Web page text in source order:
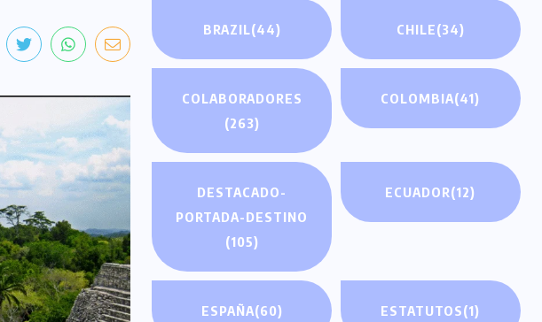
BRAZIL(44) CHILE(34)
COLABORADORES
(263)
COLOMBIA(41)
DESTACADO-
PORTADA-DESTINO
(105)
ECUADOR(12)
ESPAÑA(60) ESTATUTOS(1)